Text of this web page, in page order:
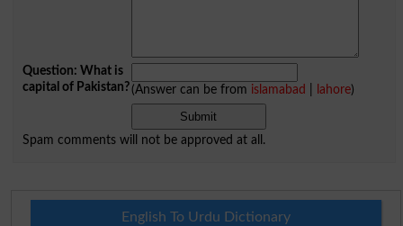
Question: What is
capital of Pakistan?(Answer can be from islamabad lahore)
Spam comments will not be approved at all.
English To Urdu Dictionary